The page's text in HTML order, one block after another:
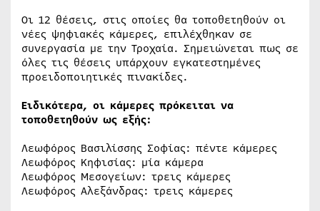
Οι 12 θέσεις, στις οποίες θα τοποθετηθούν οι
νέες ψηφιακές κάμερες, επιλέχθηκαν σε
συνεργασία με την Τροχαία. Σημειώνεται πως σε
όλες τις θέσεις υπάρχουν εγκατεστημένες
προειδοποιητικές πινακίδες.
Ειδικότερα, οι κάμερες πρόκειται να
τοποθετηθούν ως εξής:
Λεωφόρος Βασιλίσσης Σοφίας: πέντε κάμερες
Λεωφόρος Κηφισίας: μία κάμερα
Λεωφόρος Μεσογείων: τρεις κάμερες
Λεωφόρος Αλεξάνδρας: τρεις κάμερες